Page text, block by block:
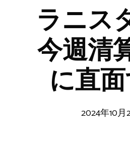
ラニス
今週清
に直
2024年10月